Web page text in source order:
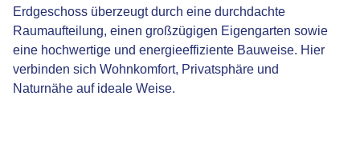
Erdgeschoss überzeugt durch eine durchdachte
Raumaufteilung, einen großzügigen Eigengarten sowie
eine hochwertige und energieeffiziente Bauweise. Hier
verbinden sich Wohnkomfort, Privatsphäre und
Naturnähe auf ideale Weise.